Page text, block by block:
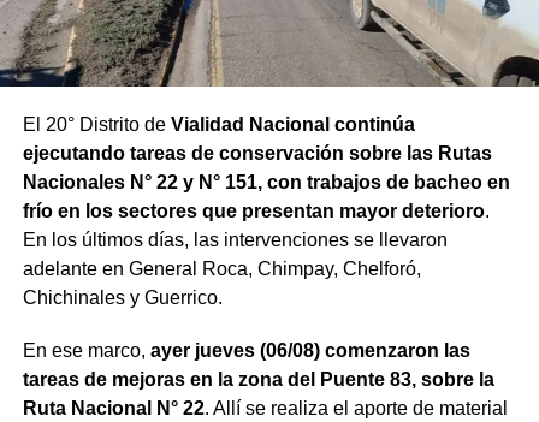
El 20° Distrito de Vialidad Nacional continúa
ejecutando tareas de conservación sobre las Rutas
Nacionales N° 22 y N° 151, con trabajos de bacheo en
frío en los sectores que presentan mayor deterioro.
En los últimos días, las intervenciones se llevaron
adelante en General Roca, Chimpay, Chelforó,
Chichinales y Guerrico.
En ese marco, ayer jueves (06/08) comenzaron las
tareas de mejoras en la zona del Puente 83, sobre la
Ruta Nacional N° 22. Allí se realiza el aporte de material